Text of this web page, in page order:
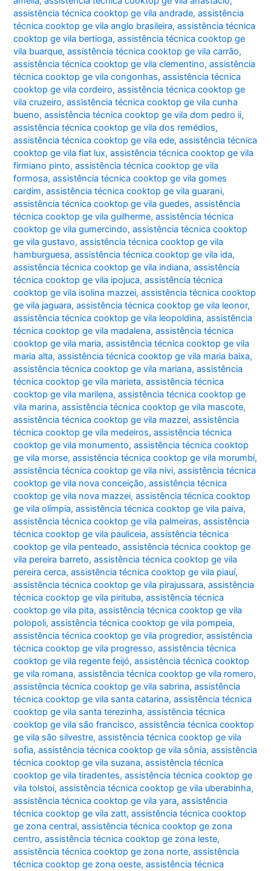
assistência técnica cooktop ge vila andrade,assistência
técnica cooktop ge vila anglo brasileira,assistência técnica
cooktop ge vila bertioga,assistência técnica cooktop ge
vila buarque,assistência técnica cooktop ge vila carrão,
assistência técnica cooktop ge vila clementino,assistência
técnica cooktop ge vila congonhas,assistência técnica
cooktop ge vila cordeiro,assistência técnica cooktop ge
vila cruzeiro,assistência técnica cooktop ge vila cunha
bueno,assistência técnica cooktop ge vila dom pedro ii,
assistência técnica cooktop ge vila dos remédios,
assistência técnica cooktop ge vila ede,assistência técnica
cooktop ge vila fiat lux,assistência técnica cooktop ge vila
firmiano pinto,assistência técnica cooktop ge vila
formosa,assistência técnica cooktop ge vila gomes
cardim,assistência técnica cooktop ge vila guarani,
assistência técnica cooktop ge vila guedes,assistência
técnica cooktop ge vila guilherme,assistência técnica
cooktop ge vila gumercindo,assistência técnica cooktop
ge vila gustavo,assistência técnica cooktop ge vila
hamburguesa,assistência técnica cooktop ge vila ida,
assistência técnica cooktop ge vila indiana,assistência
técnica cooktop ge vila ipojuca,assistência técnica
cooktop ge vila isolina mazzei,assistência técnica cooktop
ge vila jaguara,assistência técnica cooktop ge vila leonor,
assistência técnica cooktop ge vila leopoldina,assistência
técnica cooktop ge vila madalena,assistência técnica
cooktop ge vila maria,assistência técnica cooktop ge vila
maria alta,assistência técnica cooktop ge vila maria baixa,
assistência técnica cooktop ge vila mariana,assistência
técnica cooktop ge vila marieta,assistência técnica
cooktop ge vila marilena,assistência técnica cooktop ge
vila marina,assistência técnica cooktop ge vila mascote,
assistência técnica cooktop ge vila mazzei,assistência
técnica cooktop ge vila medeiros,assistência técnica
cooktop ge vila monumento,assistência técnica cooktop
ge vila morse,assistência técnica cooktop ge vila morumbi,
assistência técnica cooktop ge vila nivi,assistência técnica
cooktop ge vila nova conceição,assistência técnica
cooktop ge vila nova mazzei,assistência técnica cooktop
ge vila olímpia,assistência técnica cooktop ge vila paiva,
assistência técnica cooktop ge vila palmeiras,assistência
técnica cooktop ge vila pauliceia,assistência técnica
cooktop ge vila penteado,assistência técnica cooktop ge
vila pereira barreto,assistência técnica cooktop ge vila
pereira cerca,assistência técnica cooktop ge vila piauí,
assistência técnica cooktop ge vila pirajussara,assistência
técnica cooktop ge vila pirituba,assistência técnica
cooktop ge vila pita,assistência técnica cooktop ge vila
polopoli,assistência técnica cooktop ge vila pompeia,
assistência técnica cooktop ge vila progredior,assistência
técnica cooktop ge vila progresso,assistência técnica
cooktop ge vila regente feijó,assistência técnica cooktop
ge vila romana,assistência técnica cooktop ge vila romero,
assistência técnica cooktop ge vila sabrina,assistência
técnica cooktop ge vila santa catarina,assistência técnica
cooktop ge vila santa terezinha,assistência técnica
cooktop ge vila são francisco,assistência técnica cooktop
ge vila são silvestre,assistência técnica cooktop ge vila
sofia,assistência técnica cooktop ge vila sônia,assistência
técnica cooktop ge vila suzana,assistência técnica
cooktop ge vila tiradentes,assistência técnica cooktop ge
vila tolstoi,assistência técnica cooktop ge vila uberabinha,
assistência técnica cooktop ge vila yara,assistência
técnica cooktop ge vila zatt,assistência técnica cooktop
ge zona central,assistência técnica cooktop ge zona
centro,assistência técnica cooktop ge zona leste,
assistência técnica cooktop ge zona norte,assistência
técnica cooktop ge zona oeste,assistência técnica